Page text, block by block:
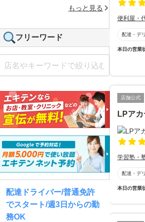
便利屋・
配達・デ
本日の営業
店舗公式
LPア
学習塾・
配達・デ
本日の営業
もっと見る
フリーワード
配達ドライバー/普通免許
でスタート/週3日からの勤
務OK